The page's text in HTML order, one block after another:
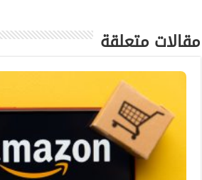
مقالات متعلقة